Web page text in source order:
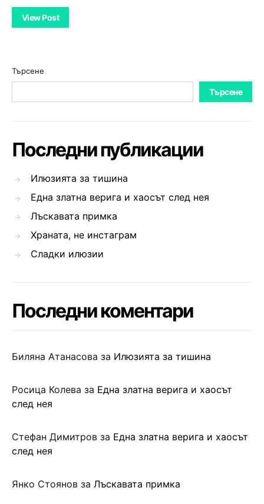
View Post
Търсене
Търсене
Последни публикации
Илюзията за тишина
Една златна верига и хаосът след нея
Лъскавата примка
Храната, не инстаграм
Сладки илюзии
Последни коментари
Биляна Атанасова за Илюзията за тишина
Росица Колева за Една златна верига и хаосът
след нея
Стефан Димитров за Една златна верига и хаосът
след нея
Янко Стоянов за Лъскавата примка